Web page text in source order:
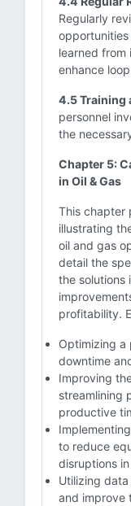
Regularly
opportunities
learned from
enhance
4.5 Training
personnel
the
Chapter 5:
in Oil & Gas
This chapter
illustrating
oil and gas
detail the
the solutions
profitability.
Optimizing a
downtime
Improving
streamlining
productive
to reduce
disruptions
Utilizing
and improve